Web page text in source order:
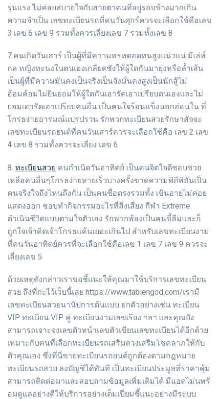
รุนแรง ไม่ค่อยสบายใจกับสายตาคนที่อยู่รอบข้างมากเกิน
ความจำเป็น เลขทะเบียนรถที่คนวันศุกร์ควรจะเลือกใช้คือเลข
3 เลข 6 เลข 9 รวมทั้งควรเลี่ยงเลข 7 รวมทั้งเลข 8
7.คนเกิดวันเสาร์ เป็นผู้ที่มีความทรหดอดทนสูงแน่วแน่ มีเล่ห์
กล หญิงทะนงในตนเองเกลียดชังให้ผู้ใดกันมายุ่งหรือล้ำเส้น
เป็นผู้ที่มีความมั่นคงเป็นจริงเป็นจังมั่นคงสูงเป็นนักสู้ไม่
อ้อมค้อมไม่ยินยอมให้ผู้ใดกันเอารัดเอาเปรียบตนเองและไม่
ยอมเอารัดเอาเปรียบคนอื่น เป็นคนใจร้อนแข็งนอกอ่อนใน ที่
โกรธง่ายอารมณ์แปรปรวน รักพวกทะเบียนสวยรักษาสัจจะ
เลขทะเบียนรถยนต์ที่คนวันเสาร์ควรจะเลือกใช้คือ เลข 2 เลข
4 เลข 8 รวมทั้งควรจะเลี่ยง เลข 6
8. ทะเบียนสวย คนกำเนิดวันอาทิตย์ เป็นคนจิตใจดีชอบช่วย
เหลือคนอื่นๆโกรธง่ายหายเร็วบางครั้งขาดความพิถีพิถันเป็น
คนจริงใจถึงไหนถึงกัน เป็นคนซื่อตรงรวมทั้ง เขินอายไม่ค่อย
แสดงออก ชอบทำกิจกรรมอะไรที่สิ่งเสี่ยง กีฬา Extreme
ดำเนินชีวิตแบบตามใจตัวเอง รักพวกพ้องเป็นคนขี้ลืมและก็
ถูกใจเจ้าคิดเจ้าโกรธแค้นเยอะเกินไป สำหรับเลขทะเบียนงาม
ที่คนวันอาทิตย์ควรที่จะเลือกใช้คือเลข 1 เลข 7 เลข 9 ควรจะ
เลี่ยงเลข 5
ด้วยเหตุดังกล่าวเราขอชี้แนะให้คุณมาใช้บริการเลขทะเบียน
สวย ถึงที่กะไว้เว็บนี้เลย https://www.tabiengod.com/เรามี
เลขทะเบียนสวยนานัปการต้นแบบ ยกตัวอย่างเช่น ทะเบียน
VIP ทะเบียน VIP คู่ ทะเบียนงามเลขเรียง ฯลฯ และคุณยัง
สามารถเจาะจงเลขตัวหน้าเลขตัวเขียนเลขทะเบียนได้อีกด้วย
เหมาะกับคนที่เลือกทะเบียนรถเสริมดวงเสริมโชคลาภให้กับ
ตัวคุณเอง ซึ่งที่นี่ขายทะเบียนรถยนต์ถูกต้องตามกฎหมาย
ทะเบียนรถสวย ลงบัญชีได้ทันที เป็นทะเบียนประมูลที่ราคาคุ้ม
สามารถติดต่อมาและสอบถามข้อมูลเพิ่มเติมได้ มีแอดไม่นพร้
อมดูแลอย่างดีให้บริการอย่างเต็มเปี่ยมชี้แนะอย่างมีระบบ